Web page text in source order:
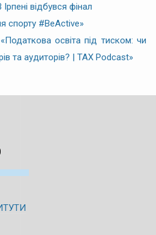
Ірпені відбувся фінал
спорту #BeActive»
«Податкова освіта під тиском: чи
та аудиторів? | TAX Podcast»